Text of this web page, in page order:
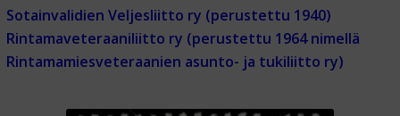
Sotainvalidien Veljesliitto ry (perustettu 1940)
Rintamaveteraaniliitto ry (perustettu 1964 nimellä
Rintamamiesveteraanien asunto- ja tukiliitto ry)